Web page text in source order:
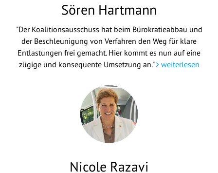
Sören Hartmann
"Der Koalitionsausschuss hat beim Bürokratieabbau und
der Beschleunigung von Verfahren den Weg für klare
Entlastungen frei gemacht. Hier kommt es nun auf eine
zügige und konsequente Umsetzung an." weiterlesen
Nicole Razavi